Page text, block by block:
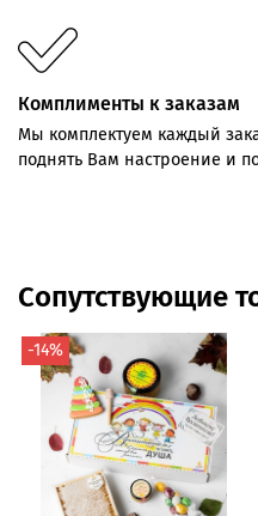
Комплименты к заказам
Мы комплектуем каждый
поднять Вам настроение и
Сопутствующие
-14%